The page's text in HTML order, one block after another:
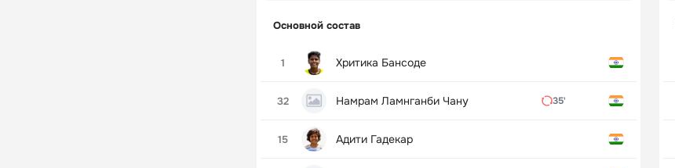
Основной состав
1 Хритика Бансоде
32 Намрам Ламнганби Чану 35'
15 Адити Гадекар